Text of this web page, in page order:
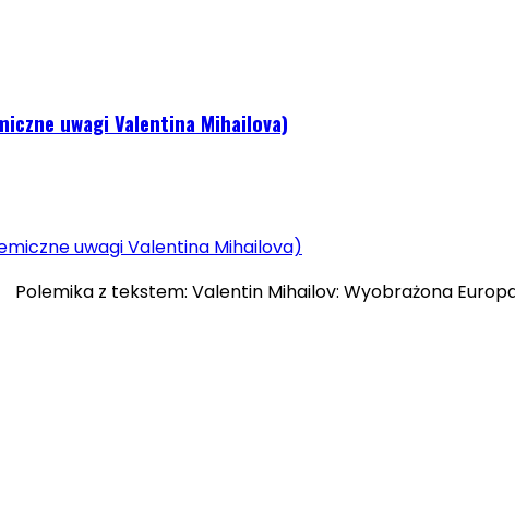
uwagi Valentina Mihailova)
z tekstem: Valentin Mihailov: Wyobrażona